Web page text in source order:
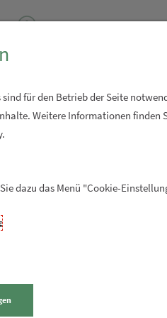
-
für den Betrieb der Seite
Weitere Informationen finden
dazu das Menü "Cookie-